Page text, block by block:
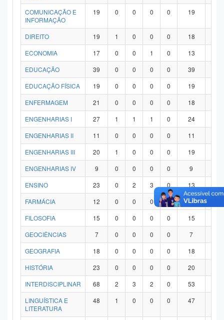
COMUNICAÇÃO E
INFORMAÇÃO
19 0 0 0 0 19
DIREITO 19 1 0 0 0 18
ECONOMIA
17 0 0 1 0 13
EDUCAÇÃO
39 0 0 0 0 39
EDUCAÇÃO FÍSICA
19 0 0 0 0 19
ENFERMAGEM
21 0 0 0 0 18
ENGENHARIAS I
27 1 1 1 0 24
ENGENHARIAS II
11 0 0 0 0 11
ENGENHARIAS III
20 1 0 0 0 19
ENGENHARIAS IV
9 0 0 0 0 9
ENSINO
23 0 2 3 0 13
FARMÁCIA
12 0 0 0 0 12
FILOSOFIA
15 0 0 0 0 15
GEOCIÊNCIAS
7 0 0 0 0 7
GEOGRAFIA
18 0 0 0 0 18
HISTÓRIA
23 0 0 0 0 20
INTERDISCIPLINAR
68 2 3 2 0 53
LINGUÍSTICA E
LITERATURA
48 1 0 0 0 47